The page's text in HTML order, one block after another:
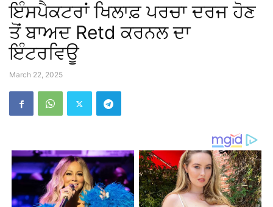
ਇੰਸਪੈਕਟਰਾਂ ਖਿਲਾਫ਼ ਪਰਚਾ ਦਰਜ ਹੋਣ
ਤੋਂ ਬਾਅਦ Retd ਕਰਨਲ ਦਾ
ਇੰਟਰਵਿਊ
March 22, 2025